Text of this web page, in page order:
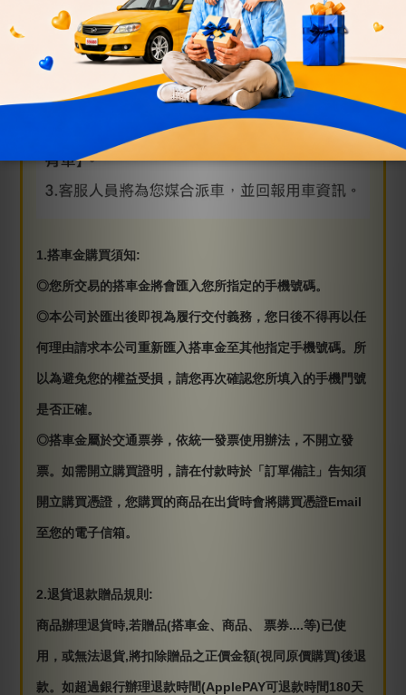
1.搭車金購買須知:
◎您所交易的搭車金將會匯入您所指定的手機號碼。
◎本公司於匯出後即視為履行交付義務，您日後不得再以任
何理由請求本公司重新匯入搭車金至其他指定手機號碼。所
以為避免您的權益受損，請您再次確認您所填入的手機門號
是否正確。
◎搭車金屬於交通票券，依統一發票使用辦法，不開立發
票。如需開立購買證明，請在付款時於「訂單備註」告知須
開立購買憑證，您購買的商品在出貨時會將購買憑證Email
至您的電子信箱。
2.退貨退款贈品規則:
商品辦理退貨時,若贈品(搭車金、商品、 票券....等)已使
用，或無法退貨,將扣除贈品之正價金額(視同原價購買)後退
款。如超過銀行辦理退款時間(ApplePAY可退款時間180天